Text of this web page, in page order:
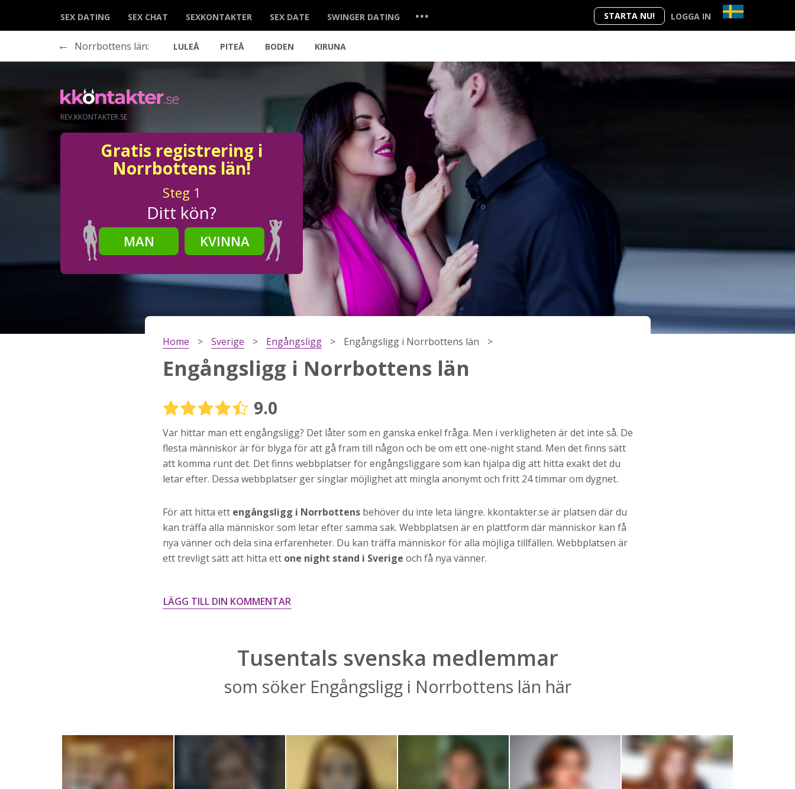
STARTA NU! LOGGA IN
SEX DATING SEX CHAT SEXKONTAKTER SEX DATE SWINGER DATING ...
← Norrbottens län: LULEÅ PITEÅ BODEN KIRUNA
REV.KKONTAKTER.SE
Gratis registrering i
Norrbottens län!
Steg 1
Ditt kön?
MAN
KVINNA
Steg2
Ditt födelsedatum?
Steg
Din mailadress?
Genom att registrera godkänner jagVillkorenoch
. Jag godkänner att ta emot
information och reklam via e-post från hemsidans
operatörer. Jag kan dra tillbaka godkännande när jag
Home Sverige Engångsligg Engångsligg i Norrbottens län
Engångsligg i Norrbottens län
9.0
Var hittar man ett engångsligg? Det låter som en ganska enkel fråga. Men i verkligheten är det inte så. De
flesta människor är för blyga för att gå fram till någon och be om ett one-night stand. Men det finns sätt
att komma runt det. Det finns webbplatser för engångsliggare som kan hjälpa dig att hitta exakt det du
letar efter. Dessa webbplatser ger singlar möjlighet att mingla anonymt och fritt 24 timmar om dygnet.
För att hitta ett engångsligg i Norrbottensbehöver du inte leta längre. kkontakter.se är platsen där du
kan träffa alla människor som letar efter samma sak. Webbplatsen är en plattform där människor kan få
nya vänner och dela sina erfarenheter. Du kan träffa människor för alla möjliga tillfällen. Webbplatsen är
ett trevligt sätt att hitta ett one night stand i Sverige och få nya vänner.
LÄGG TILL DIN KOMMENTAR
Tusentals svenska medlemmar
som söker Engångsligg i Norrbottens län här